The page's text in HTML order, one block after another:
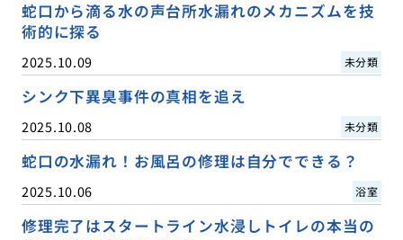
蛇口から滴る水の声台所水漏れのメカニズムを技
術的に探る
2025.10.09 未分類
シンク下異臭事件の真相を追え
2025.10.08 未分類
蛇口の水漏れ！お風呂の修理は自分でできる？
2025.10.06 浴室
修理完了はスタートライン水浸しトイレの本当の